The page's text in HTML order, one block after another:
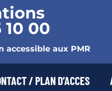
10 00
accessible aux PMR
/ PLAN D’ACCES